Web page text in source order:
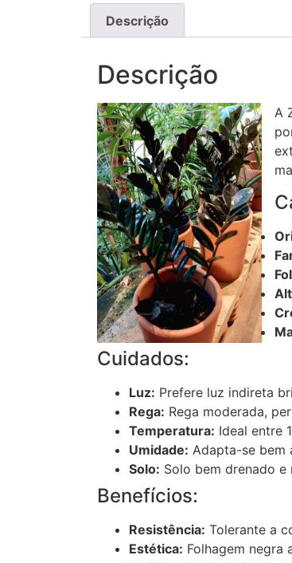
Descrição
Descrição
A
Cuidados:
Luz: Prefere luz indireta
Rega: Rega moderada,
Temperatura: Ideal entre
Umidade: Adapta-se bem
Solo: Solo bem drenado
Benefícios:
Resistência: Tolerante a
Estética: Folhagem negra